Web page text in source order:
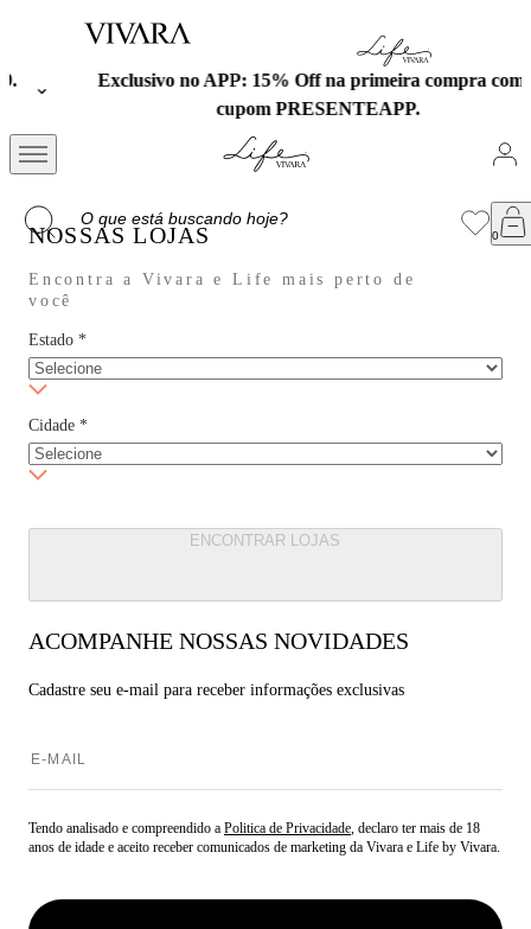
Exclusivo no APP: 15% Off na primeira compra com o
cupom PRESENTEAPP.
NOSSAS LOJAS
Encontra a Vivara e Life mais perto de
você
Estado *
Cidade *
ENCONTRAR LOJAS
ACOMPANHE NOSSAS NOVIDADES
Cadastre seu e-mail para receber informações exclusivas
Tendo analisado e compreendido a Politica de Privacidade, declaro ter mais de 18
anos de idade e aceito receber comunicados de marketing da Vivara e Life by Vivara.